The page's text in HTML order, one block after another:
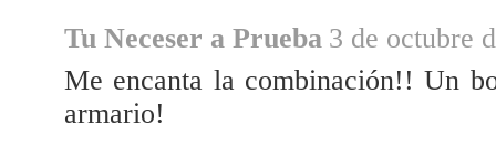
Tu Neceser a Prueba 3 de octubre
Me encanta la combinación!! Un
armario!